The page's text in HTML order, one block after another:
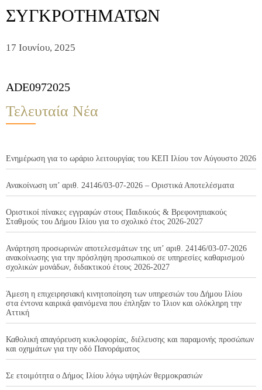
ΣΥΓΚΡΟΤΗΜΑΤΩΝ
17 Ιουνίου, 2025
ADE0972025
Τελευταία Νέα
Ενημέρωση για το ωράριο λειτουργίας του ΚΕΠ Ιλίου τον Αύγουστο 2026
Ανακοίνωση υπ’ αριθ. 24146/03-07-2026 – Οριστικά Αποτελέσματα
Οριστικοί πίνακες εγγραφών στους Παιδικούς & Βρεφονηπιακούς
Σταθμούς του Δήμου Ιλίου για το σχολικό έτος 2026-2027
Ανάρτηση προσωρινών αποτελεσμάτων της υπ’ αριθ. 24146/03-07-2026
ανακοίνωσης για την πρόσληψη προσωπικού σε υπηρεσίες καθαρισμού
σχολικών μονάδων, διδακτικού έτους 2026-2027
Άμεση η επιχειρησιακή κινητοποίηση των υπηρεσιών του Δήμου Ιλίου
στα έντονα καιρικά φαινόμενα που έπληξαν το Ίλιον και ολόκληρη την
Αττική
Καθολική απαγόρευση κυκλοφορίας, διέλευσης και παραμονής προσώπων
και οχημάτων για την οδό Πανοράματος
Σε ετοιμότητα ο Δήμος Ιλίου λόγω υψηλών θερμοκρασιών